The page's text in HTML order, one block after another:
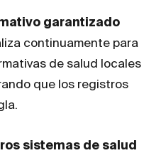
garantizado
continuamente para
de salud locales
que los registros
sistemas de salud